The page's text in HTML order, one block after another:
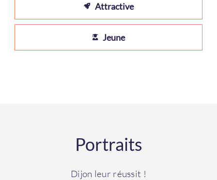
Attractive
Jeune
Portraits
Dijon leur réussit !